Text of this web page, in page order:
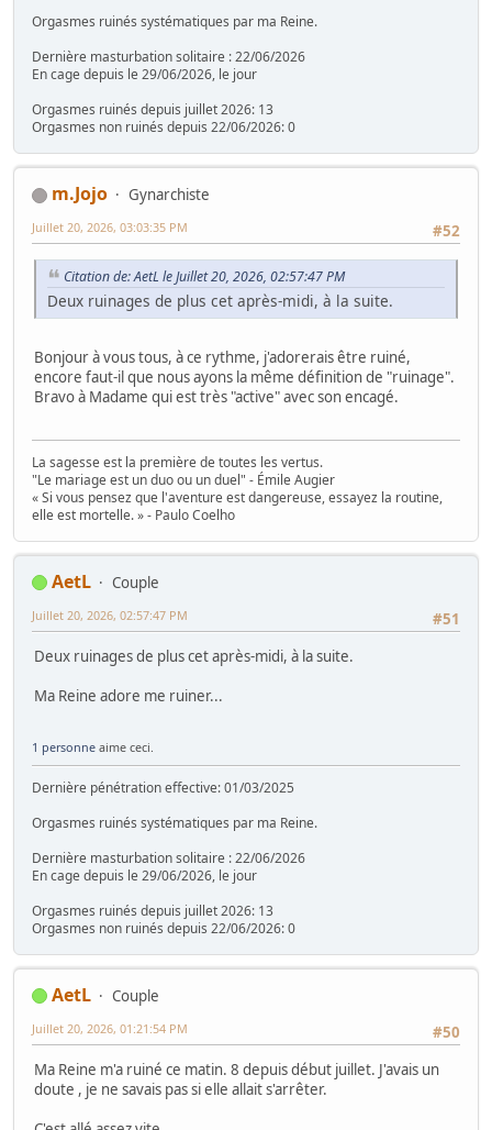
Orgasmes ruinés systématiques par ma Reine.
Dernière masturbation solitaire : 22/06/2026
En cage depuis le 29/06/2026, le jour
Orgasmes ruinés depuis juillet 2026: 13
Orgasmes non ruinés depuis 22/06/2026: 0
m.Jojo
Gynarchiste
#52
Juillet 20, 2026, 03:03:35 PM
Citation de: AetL le Juillet 20, 2026, 02:57:47 PM
Deux ruinages de plus cet après-midi, à la suite.
Bonjour à vous tous, à ce rythme, j'adorerais être ruiné,
encore faut-il que nous ayons la même définition de "ruinage".
Bravo à Madame qui est très "active" avec son encagé.
La sagesse est la première de toutes les vertus.
"Le mariage est un duo ou un duel" - Émile Augier
« Si vous pensez que l'aventure est dangereuse, essayez la routine,
elle est mortelle. » - Paulo Coelho
AetL
Couple
#51
Juillet 20, 2026, 02:57:47 PM
Deux ruinages de plus cet après-midi, à la suite.
Ma Reine adore me ruiner...
1 personne aime ceci.
Dernière pénétration effective: 01/03/2025
Orgasmes ruinés systématiques par ma Reine.
Dernière masturbation solitaire : 22/06/2026
En cage depuis le 29/06/2026, le jour
Orgasmes ruinés depuis juillet 2026: 13
Orgasmes non ruinés depuis 22/06/2026: 0
AetL
Couple
#50
Juillet 20, 2026, 01:21:54 PM
Ma Reine m'a ruiné ce matin. 8 depuis début juillet. J'avais un
doute , je ne savais pas si elle allait s'arrêter.